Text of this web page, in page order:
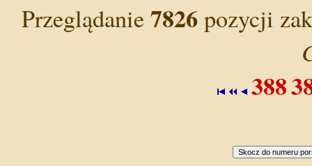
Przeglądanie7826pozycji
388